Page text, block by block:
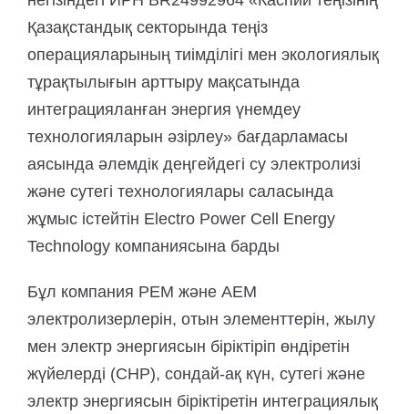
Қазақстандық секторында теңіз
операцияларының тиімділігі мен экологиялық
тұрақтылығын арттыру мақсатында
интеграцияланған энергия үнемдеу
технологияларын әзірлеу» бағдарламасы
аясында әлемдік деңгейдегі су электролизі
және сутегі технологиялары саласында
жұмыс істейтін Electro Power Cell Energy
Technology компаниясына барды
Бұл компания PEM және AEM
электролизерлерін, отын элементтерін, жылу
мен электр энергиясын біріктіріп өндіретін
жүйелерді (CHP), сондай-ақ күн, сутегі және
электр энергиясын біріктіретін интеграциялық